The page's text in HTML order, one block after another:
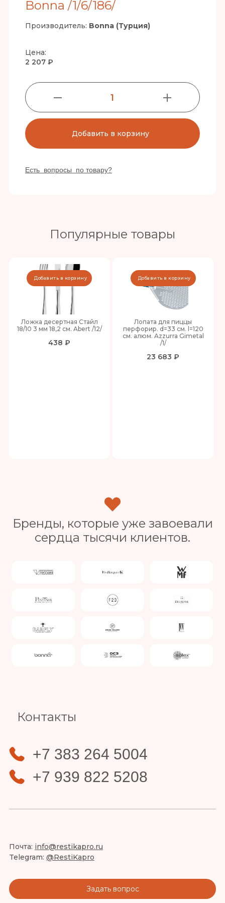
Bonna /1/6/186/
Производитель: Bonna (Турция)
Цена:
2 207 ₽
1
Добавить в корзину
Есть вопросы по товару?
Популярные товары
Ложка десертная Стайл
18/10 3 мм 18,2 см. Abert /12/
438 ₽
Добавить в корзину
Лопата для пиццы
перфорир. d=33 см. l=120
см. алюм. Azzurra Gimetal
/1/
23 683 ₽
Добавить в корзину
Бренды, которые уже завоевали
сердца тысячи клиентов.
Контакты
+7 383 264 5004
+7 939 822 5208
Почта: info@restikapro.ru
Telegram: @RestiKapro
Задать вопрос